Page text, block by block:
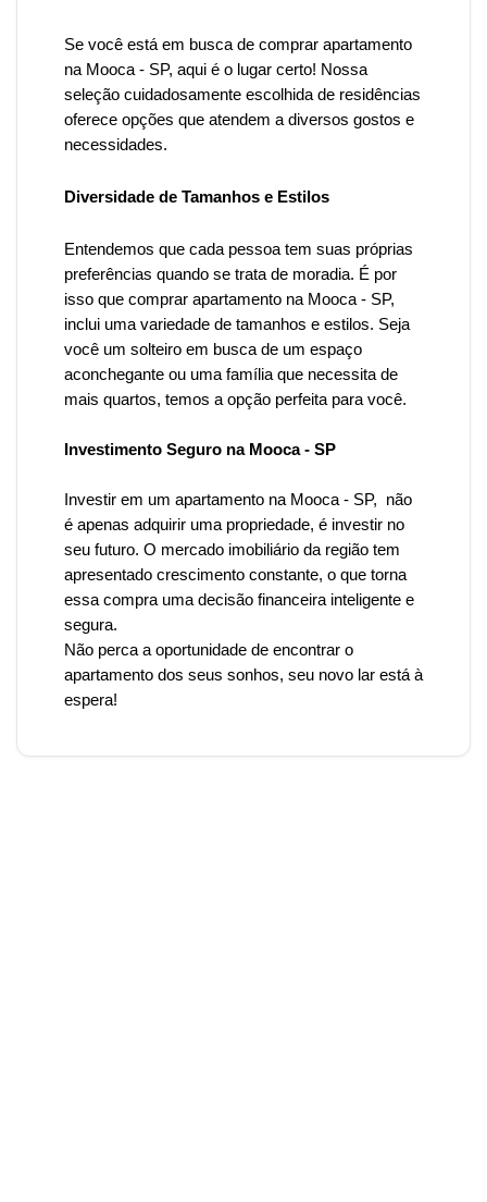
Se você está em busca de comprar apartamento
na Mooca - SP, aqui é o lugar certo! Nossa
seleção cuidadosamente escolhida de residências
oferece opções que atendem a diversos gostos e
necessidades.
Diversidade de Tamanhos e Estilos
Entendemos que cada pessoa tem suas próprias
preferências quando se trata de moradia. É por
isso que comprar apartamento na Mooca - SP,
inclui uma variedade de tamanhos e estilos. Seja
você um solteiro em busca de um espaço
aconchegante ou uma família que necessita de
mais quartos, temos a opção perfeita para você.
Investimento Seguro na Mooca - SP
Investir em um apartamento na Mooca - SP, não
é apenas adquirir uma propriedade, é investir no
seu futuro. O mercado imobiliário da região tem
apresentado crescimento constante, o que torna
essa compra uma decisão financeira inteligente e
segura.
Não perca a oportunidade de encontrar o
apartamento dos seus sonhos, seu novo lar está à
espera!